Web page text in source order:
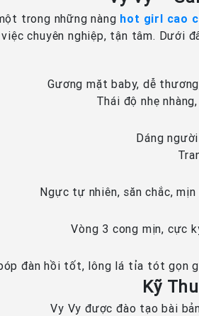
trong những nàng hot girl cao
việc chuyên nghiệp, tận tâm. Dưới
Gương mặt baby, dễ
Thái độ nhẹ
Dáng
Ngực tự nhiên, săn chắc,
Vòng 3 cong mịn, cực
đàn hồi tốt, lông lá tỉa tót gọn
Kỹ
Vy Vy được đào tạo bài